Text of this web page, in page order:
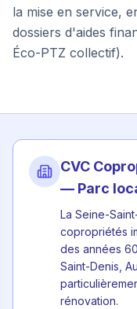
la mise en service,
dossiers d'aides
Éco-PTZ collectif).
CVC
— Parc
La Seine-
copropriétés
des années
Saint-Denis,
rénovation.